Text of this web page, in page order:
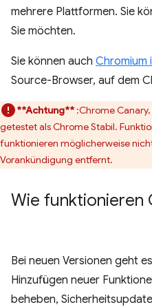
mehrere Plattformen. Sie
Sie möchten.
Sie können auch Chromium
Source-Browser, auf dem
**Achtung** :Chrome
getestet als Chrome Stabil.
funktionieren möglicherweise
Vorankündigung entfernt.
Wie funktionieren
Bei neuen Versionen geht
Hinzufügen neuer
beheben,